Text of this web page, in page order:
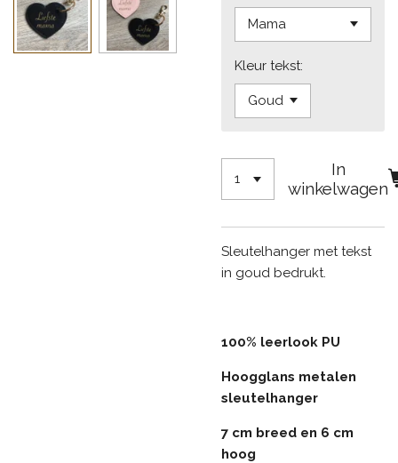
Kleur tekst:
In
winkelwagen
Sleutelhanger met tekst
in goud bedrukt.
100% leerlook PU
Hoogglans metalen
sleutelhanger
7 cm breed en 6 cm
hoog